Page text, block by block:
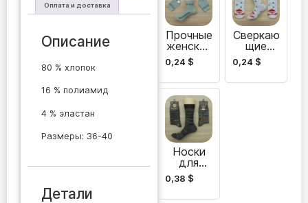
Оплата и доставка
Описание
80 % хлопок
16 % полиамид
4 % эластан
Размеры: 36-40
Детали
Прочные
женские
носки с
низкой
й для
бега и
спорта
0,24 $
Сверкаю
щие
женские
носки к
0,24 $
Носки
для
мужчин
Batly-
0,38 $